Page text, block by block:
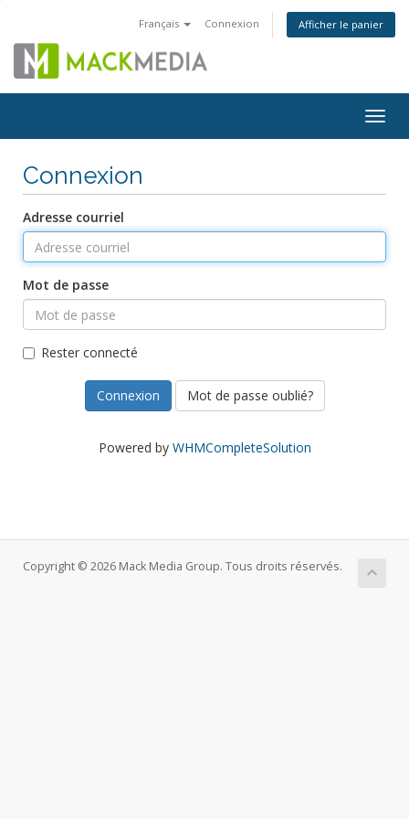
Français Connexion Afficher le panier
Connexion
Adresse courriel
Mot de passe
Rester connecté
Mot de passe oublié?
Powered by WHMCompleteSolution
Copyright © 2026 Mack Media Group. Tous droits réservés.